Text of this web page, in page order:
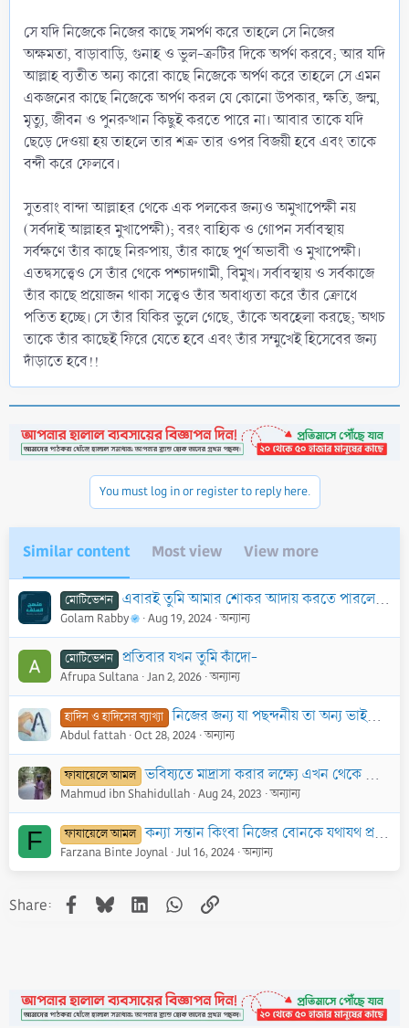
সে যদি নিজেকে নিজের কাছে সমর্পণ করে তাহলে সে নিজের
অক্ষমতা, বাড়াবাড়ি, গুনাহ ও ভুল-ত্রুটির দিকে অর্পণ করবে; আর যদি
আল্লাহ ব্যতীত অন্য কারো কাছে নিজেকে অর্পণ করে তাহলে সে এমন
একজনের কাছে নিজেকে অর্পণ করল যে কোনো উপকার, ক্ষতি, জন্ম,
মৃত্যু, জীবন ও পুনরুত্থান কিছুই করতে পারে না। আবার তাকে যদি
ছেড়ে দেওয়া হয় তাহলে তার শত্রু তার ওপর বিজয়ী হবে এবং তাকে
বন্দী করে ফেলবে।
সুতরাং বান্দা আল্লাহর থেকে এক পলকের জন্যও অমুখাপেক্ষী নয়
(সর্বদাই আল্লাহর মুখাপেক্ষী); বরং বাহ্যিক ও গোপন সর্বাবস্থায়
সর্বক্ষণে তাঁর কাছে নিরুপায়, তাঁর কাছে পূর্ণ অভাবী ও মুখাপেক্ষী।
এতদ্বসত্ত্বেও সে তাঁর থেকে পশ্চাদগামী, বিমুখ। সর্বাবস্থায় ও সর্বকাজে
তাঁর কাছে প্রয়োজন থাকা সত্ত্বেও তাঁর অবাধ্যতা করে তাঁর ক্রোধে
পতিত হচ্ছে। সে তাঁর যিকির ভুলে গেছে, তাঁকে অবহেলা করছে; অথচ
তাকে তাঁর কাছেই ফিরে যেতে হবে এবং তাঁর সম্মুখেই হিসেবের জন্য
দাঁড়াতে হবে!!
You must log in or register to reply here.
Similar content Most view View more
মোটিভেশন এবারই তুমি আমার শোকর আদায় করতে পারলে, হে দাউদ
Golam Rabby Aug 19, 2024 অন্যান্য
মোটিভেশন প্রতিবার যখন তুমি কাঁদো-
Afrupa Sultana Jan 2, 2026 অন্যান্য
হাদিস ও হাদিসের ব্যাখ্যা নিজের জন্য যা পছন্দনীয় তা অন্য ভাইয়ের জন্যও পছন্দ করা ঈমানের বৈশিষ্ট্য
Abdul fattah Oct 28, 2024 অন্যান্য
ফাযায়েলে আমল ভবিষ্যতে মাদ্রাসা করার লক্ষ্যে এখন থেকে নিয়মিতভাবে নিজের ও অন্যদের যাকাত, দান-ছাদাক্বা, ওশর ইত্যাদি নির্দিষ্ট একাউন্টে জমা রাখতে পারবো?
Mahmud ibn Shahidullah Aug 24, 2023 অন্যান্য
F ফাযায়েলে আমল কন্যা সন্তান কিংবা নিজের বোনকে যথাযথ প্রতিপালনের ফজিলত
Farzana Binte Joynal Jul 16, 2024 অন্যান্য
Share: Facebook
BlueskyLinkedInWhatsApp
Link